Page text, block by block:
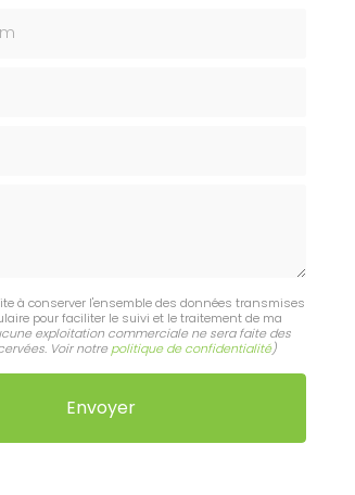
à conserver l'ensemble des données transmises
pour faciliter le suivi et le traitement de ma
exploitation commerciale ne sera faite des
Voir notre politique de confidentialité)